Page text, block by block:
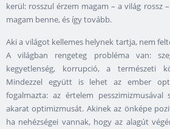
kerül: rosszul érzem magam – a világ rossz
magam benne, és így tovább.
Aki a világot kellemes helynek tartja, nem
A világban rengeteg probléma van:
kegyetlenség, korrupció, a természeti
Mindezzel együtt is lehet az ember
fogalmazta: az értelem
akarat optimizmusát. Akinek az önképe
ha nehézségei vannak, hogy az alagút